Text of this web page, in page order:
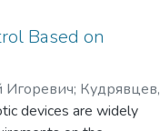
путем
третьей и
для
степени, приводит к
является очень
в том, что
Based on
Игоревич; Кудрявцев,
devices are widely